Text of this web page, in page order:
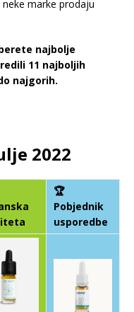
marke prodaju
najbolje
11 najboljih
najgorih.
2022
🏆
Pobjednik
usporedbe